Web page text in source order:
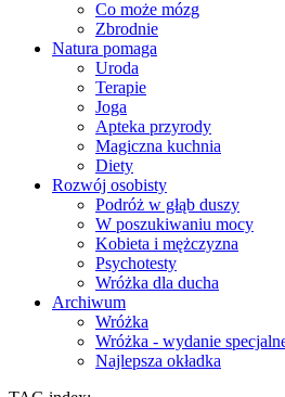
Co może mózg
Zbrodnie
Natura pomaga
Uroda
Terapie
Joga
Apteka przyrody
Magiczna kuchnia
Diety
Rozwój osobisty
Podróż w głąb duszy
W poszukiwaniu mocy
Kobieta i mężczyzna
Psychotesty
Wróżka dla ducha
Archiwum
Wróżka
Wróżka - wydanie
Najlepsza okładka